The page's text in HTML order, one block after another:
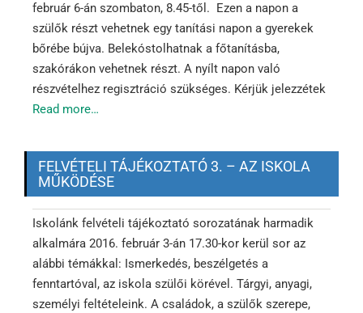
február 6-án szombaton, 8.45-től. Ezen a napon a
szülők részt vehetnek egy tanítási napon a gyerekek
bőrébe bújva. Belekóstolhatnak a főtanításba,
szakórákon vehetnek részt. A nyílt napon való
részvételhez regisztráció szükséges. Kérjük jelezzétek
Read more…
FELVÉTELI TÁJÉKOZTATÓ 3. – AZ ISKOLA
MŰKÖDÉSE
Iskolánk felvételi tájékoztató sorozatának harmadik
alkalmára 2016. február 3-án 17.30-kor kerül sor az
alábbi témákkal: Ismerkedés, beszélgetés a
fenntartóval, az iskola szülői körével. Tárgyi, anyagi,
személyi feltételeink. A családok, a szülők szerepe,